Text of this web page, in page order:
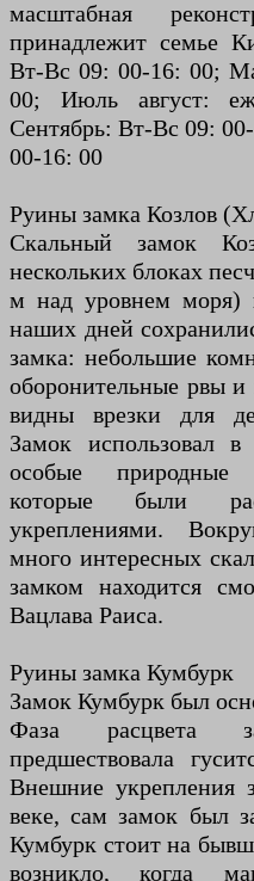
масштабная
принадлежит семье
Вт-Вс 09: 00-16: 00;
00; Июль август:
Сентябрь: Вт-Вс 09:
00-16: 00
Руины замка Козлов
Скальный замок
нескольких блоках
м над уровнем моря)
наших дней
замка: небольшие
оборонительные рвы
видны врезки для
Замок использовал
особые природные
которые были
укреплениями.
много интересных
замком находится
Вацлава Раиса.
Руины замка Кумбурк
Замок Кумбурк был
Фаза расцвета
предшествовала
Внешние укрепления
веке, сам замок был
Кумбурк стоит на
возникло, когда